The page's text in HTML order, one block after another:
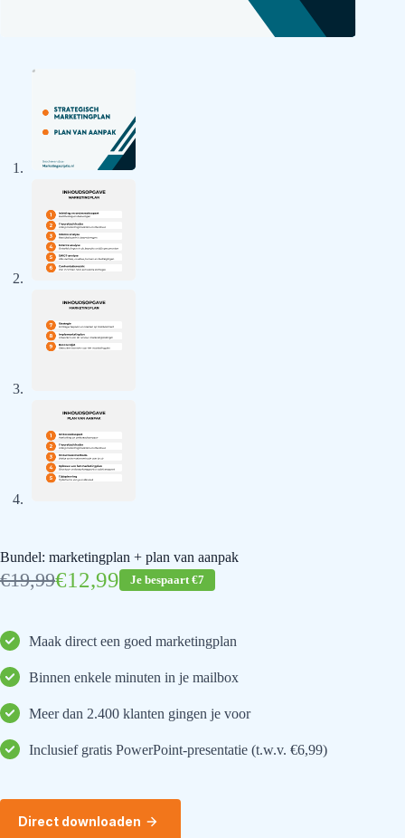
Bundel: marketingplan + plan van aanpak
€19,99
Oorspronkelijke
€19,99.
€12,99Huidige
€12,99.
Je bespaart €7
Maak direct een goed marketingplan
Binnen enkele minuten in je mailbox
Meer dan 2.400 klanten gingen je voor
Inclusief gratis PowerPoint-presentatie (t.w.v. €6,99)
Direct downloaden